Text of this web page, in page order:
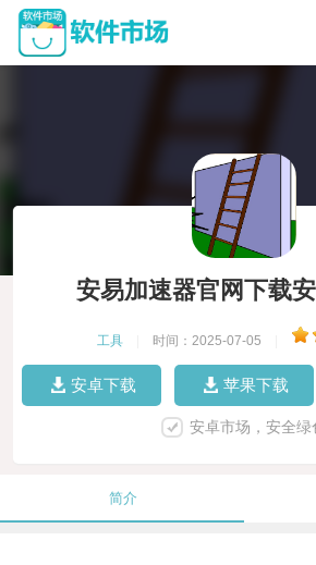
安易加速器官网下载
工具 时间：2025-07-05
安卓下载 苹果下载
安卓市场，安全绿
简介